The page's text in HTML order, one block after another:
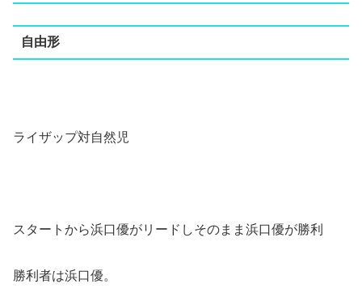
自由形
ライザップ対自然児
スタートから浜口優がリードしそのまま浜口優が勝利
勝利者は浜口優。